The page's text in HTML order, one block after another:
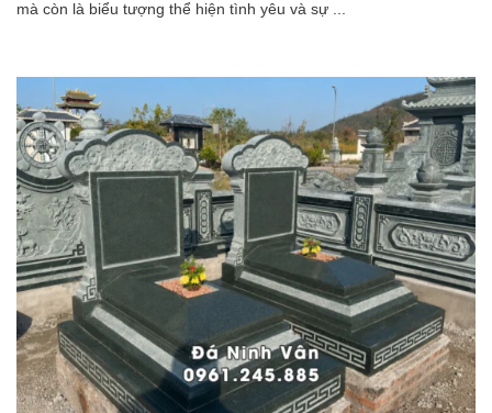
mà còn là biểu tượng thể hiện tình yêu và sự ...